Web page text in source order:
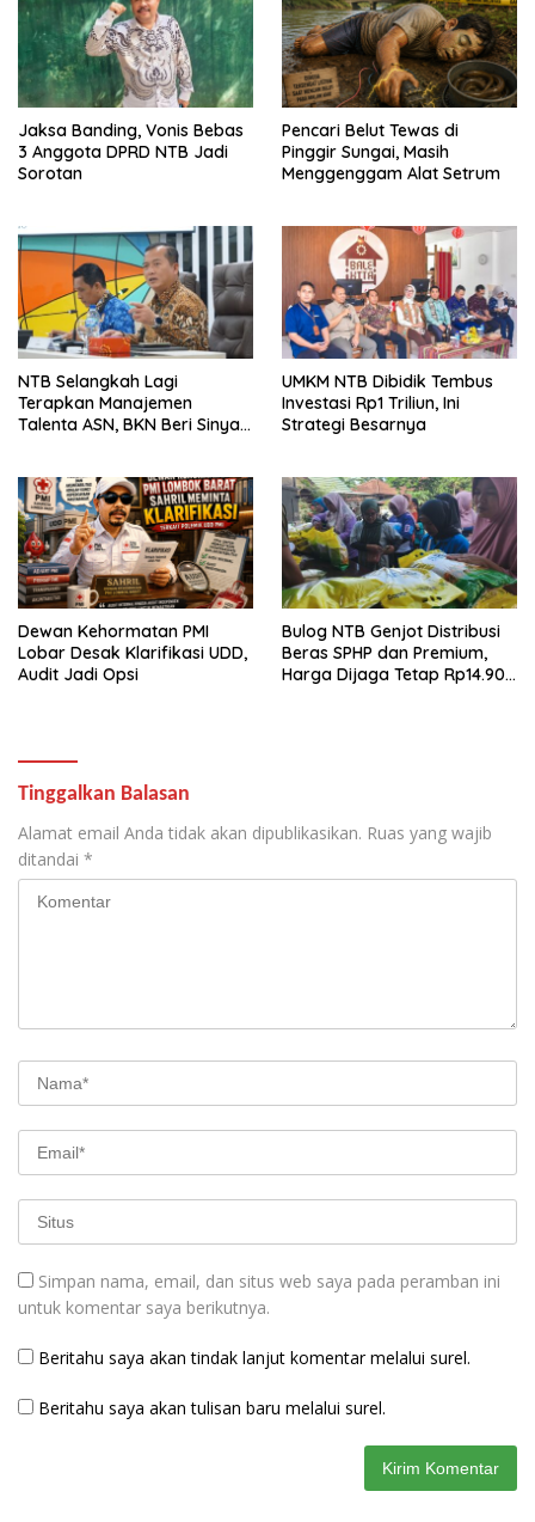
Jaksa Banding, Vonis Bebas
3 Anggota DPRD NTB Jadi
Sorotan
Pencari Belut Tewas di
Pinggir Sungai, Masih
Menggenggam Alat Setrum
NTB Selangkah Lagi
Terapkan Manajemen
Talenta ASN, BKN Beri Sinyal
UMKM NTB Dibidik Tembus
Investasi Rp1 Triliun, Ini
Strategi Besarnya
Dewan Kehormatan PMI
Lobar Desak Klarifikasi UDD,
Audit Jadi Opsi
Bulog NTB Genjot Distribusi
Beras SPHP dan Premium,
Harga Dijaga Tetap Rp14.900
Tinggalkan Balasan
Alamat email Anda tidak akan dipublikasikan. Ruas yang wajib
ditandai *
Simpan nama, email, dan situs web saya pada peramban ini
untuk komentar saya berikutnya.
Beritahu saya akan tindak lanjut komentar melalui surel.
Beritahu saya akan tulisan baru melalui surel.